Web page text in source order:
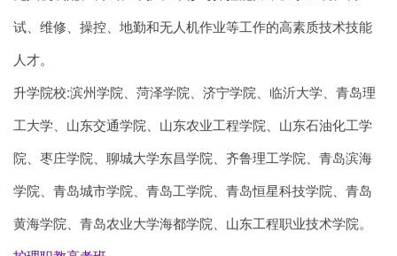
试、维修、操控、地勤和无人机作业等工作的高素质技术技能
人才。
升学院校:滨州学院、菏泽学院、济宁学院、临沂大学、青岛理
工大学、山东交通学院、山东农业工程学院、山东石油化工学
院、枣庄学院、聊城大学东昌学院、齐鲁理工学院、青岛滨海
学院、青岛城市学院、青岛工学院、青岛恒星科技学院、青岛
黄海学院、青岛农业大学海都学院、山东工程职业技术学院。